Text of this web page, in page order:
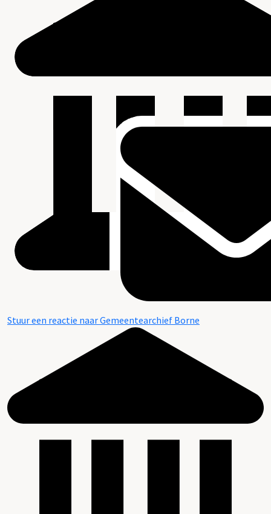
Stuur een reactie naar Gemeentearchief Borne